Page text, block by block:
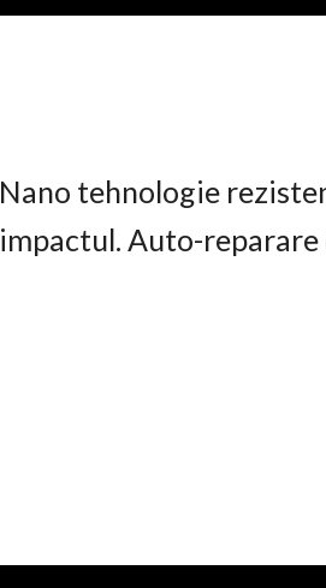
Nano tehnologie
impactul. Auto-